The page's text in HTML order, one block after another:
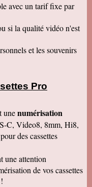
plutôt remis
écrire après
ma
toute ma
mais aussi
votre relation
au final une
à l'autre.
sont sauvés
et mes
dans
Merci
pour vous
car nous
avec un tarif fixe par
si la qualité vidéo n'est
et les souvenirs
Pro
unenumérisation
C, Video8, 8mm, Hi8,
des cassettes
une attention
de vos cassettes